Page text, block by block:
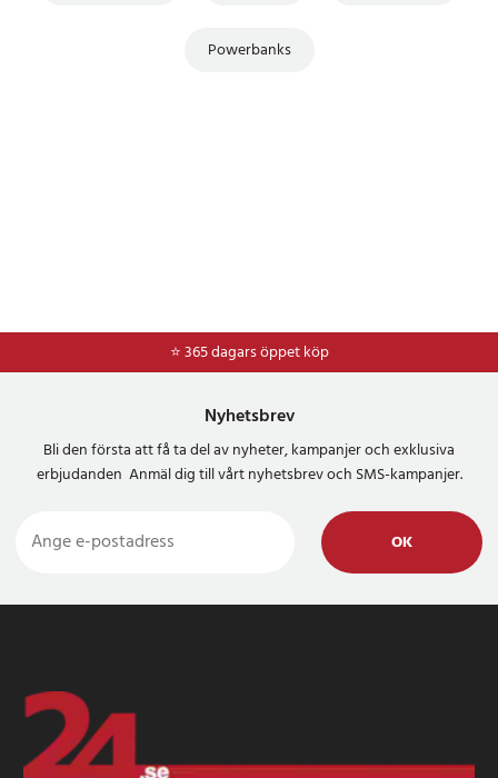
Powerbanks
⭐ 365 dagars öppet köp
⭐Frakt 49kr *
Nyhetsbrev
Bli den första att få ta del av nyheter, kampanjer och exklusiva
erbjudanden Anmäl dig till vårt nyhetsbrev och SMS-kampanjer.
OK